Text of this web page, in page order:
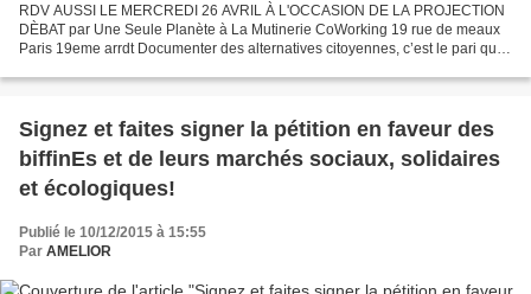
RDV AUSSI LE MERCREDI 26 AVRIL À L'OCCASION DE LA PROJECTION
DÈBAT par Une Seule Planète à La Mutinerie CoWorking 19 rue de meaux
Paris 19eme arrdt Documenter des alternatives citoyennes, c’est le pari que
Signez et faites signer la pétition en faveur des
biffinEs et de leurs marchés sociaux, solidaires
et écologiques!
Publié le 10/12/2015 à 15:55
Par AMELIOR